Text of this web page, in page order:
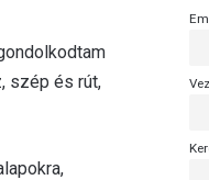
szép és rút,